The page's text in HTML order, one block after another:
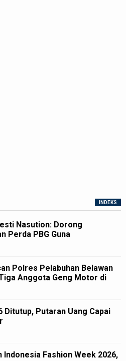
INDEKS
Nasution: Dorong
Perda PBG Guna
Layanan Cepat dan
Polres Pelabuhan Belawan
Anggota Geng Motor di
9
Ditutup, Putaran Uang Capai
Indonesia Fashion Week 2026,